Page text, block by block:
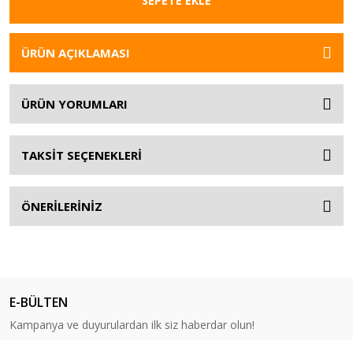
ÜRÜN AÇIKLAMASI
ÜRÜN YORUMLARI
TAKSİT SEÇENEKLERİ
ÖNERİLERİNİZ
E-BÜLTEN
Kampanya ve duyurulardan ilk siz haberdar olun!